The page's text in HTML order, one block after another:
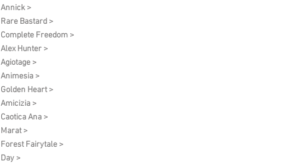
Annick >
Rare Bastard >
Complete Freedom >
Alex Hunter >
Agiotage >
Animesia >
Golden Heart >
Amicizia >
Caotica Ana >
Marat >
Forest Fairytale >
Day >